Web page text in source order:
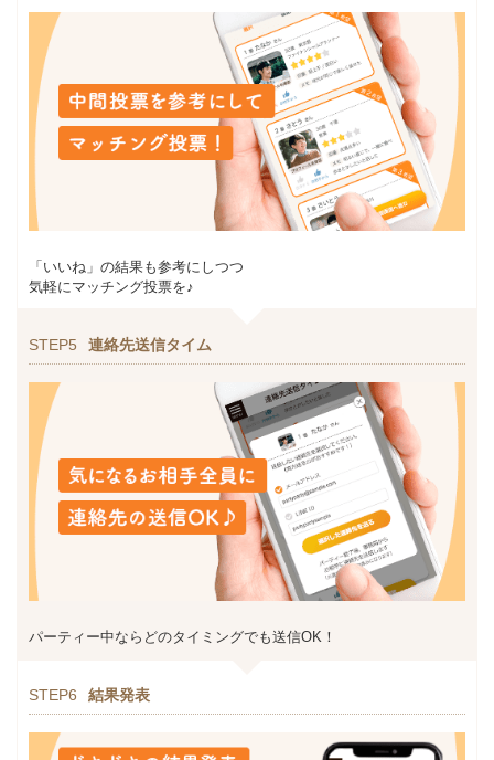
「いいね」の結果も参考にしつつ
気軽にマッチング投票を♪
STEP5 連絡先送信タイム
パーティー中ならどのタイミングでも送信OK！
STEP6 結果発表